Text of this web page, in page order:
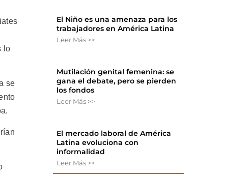
lo
se
El Niño es una amenaza para los
trabajadores en América Latina
Leer Más >>
Mutilación genital femenina: se
gana el debate, pero se pierden
los fondos
Leer Más >>
El mercado laboral de América
Latina evoluciona con
informalidad
Leer Más >>